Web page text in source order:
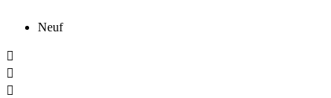
Neuf


